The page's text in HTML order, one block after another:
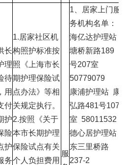
长
理
待
用
付
护
险
护
务
1.居家社区机
构照护标准按
照《上海市长
期护理保险试
点办法》等相
关规定执行。
2.按照《关于
本市长期护理
保险试点有关
个人负担费用
服
1、居家上门服
务机构名单：
海亿达护理站
塘桥新路189
号207室
50779079
康浦护理站 康
弘路481号107
室 58011532
德心居护理站
东三里桥路
237-2